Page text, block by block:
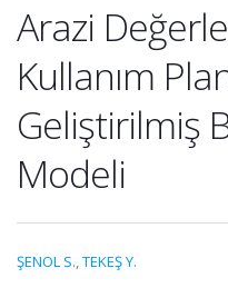
Arazi
Kullanım
Geliştirilmiş
Modeli
ŞENOL S.,TEKEŞ Y.